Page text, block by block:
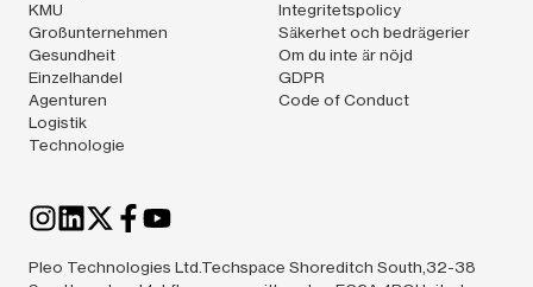
KMU
Großunternehmen
Gesundheit
Einzelhandel
Agenturen
Logistik
Technologie
Integritetspolicy
Säkerhet och bedrägerier
Om du inte är nöjd
GDPR
Code of Conduct
Pleo Technologies Ltd.Techspace Shoreditch South,32-38